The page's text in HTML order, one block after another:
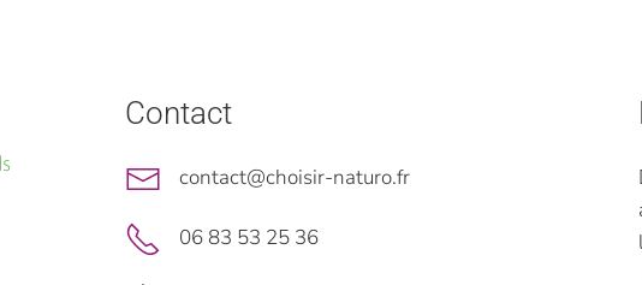
Contact
contact@choisir-naturo.fr
06 83 53 25 36